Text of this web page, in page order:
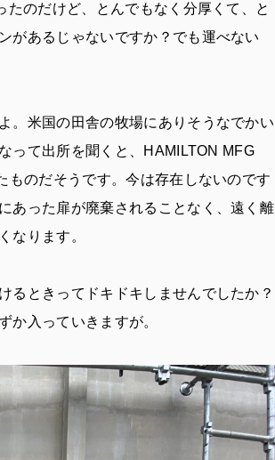
のだけど、とんでもなく分厚くて、と
があるじゃないですか？でも運べない
。米国の田舎の牧場にありそうなでかい
って出所を聞くと、HAMILTON MFG
ものだそうです。今は存在しないのです
あった扉が廃棄されることなく、遠く離
なります。
るときってドキドキしませんでしたか？
か入っていきますが。